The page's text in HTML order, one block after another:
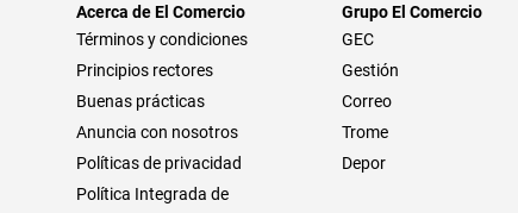
Acerca de El Comercio
Términos y condiciones
Principios rectores
Buenas prácticas
Anuncia con nosotros
Políticas de privacidad
Política Integrada de
Grupo El Comercio
GEC
Gestión
Correo
Trome
Depor